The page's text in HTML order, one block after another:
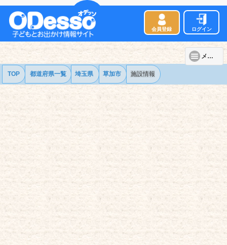
会員登録 ログイン
メニュー
TOP 都道府県一覧 埼玉県 草加市 施設情報